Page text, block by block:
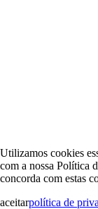
Utilizamos cookies
com a nossa Política
concorda com estas
aceitarpolítica de